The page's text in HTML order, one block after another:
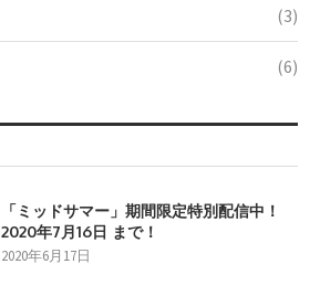
(3)
(6)
「ミッドサマー」期間限定特別配信中！
2020年7月16日 まで！
2020年6月17日